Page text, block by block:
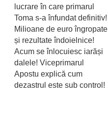
lucrare în care primarul
Toma s-a înfundat definitiv!
Milioane de euro îngropate
și rezultate îndoielnice!
Acum se înlocuiesc iarăși
dalele! Viceprimarul
Apostu explică cum
dezastrul este sub control!